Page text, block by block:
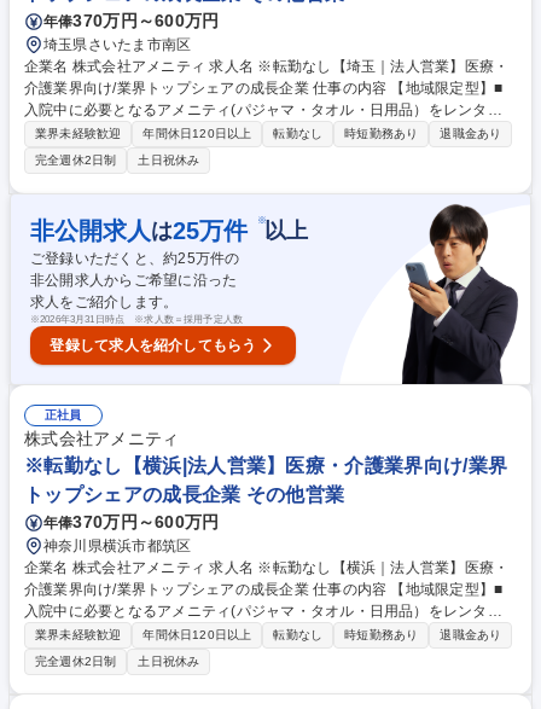
年俸370万円～600万円
埼玉県さいたま市南区
企業名 株式会社アメニティ 求人名 ※転勤なし【埼玉｜法人営業】医療・
介護業界向け/業界トップシェアの成長企業 仕事の内容 【地域限定型】■
入院中に必要となるアメニティ(パジャマ・タオル・日用品）をレンタル
するアメニティサポートシステムを提供している当社にて、病院・介護施
設向けの提案営業をお任せ致します。 アメニティのレンタルサービスの提
案だけでなく、人材派遣・紹介等幅広く事業展開しているため、多角的に
提案ができることもポイントの一つです。社会貢献性も高く、今後の高齢
化社会において成長が見込める産業です。 また、病院や介護施設の業務軽
減に貢献する事で、患者様、利用者様へのサービス向上に直結する為、大
変やりがいのあるお仕事です。 ★2007年の設立以来、従業員数2,600名を
超える企業に成長した優良企業！ 募集職種 ※転勤なし【埼玉｜法人営
業】医療・介護業界向け/業界トップシェアの成長企業
業界未経験歓迎 年間休日120日以上 転勤なし 時短勤務あり
退職金あり
完全週休2日制
土日祝休み
非公開求人 は25万件 ※以上
ご登録いただくと、約25万件の
非公開求人からご希望に沿った
求人をご紹介します。
※2026年3月31日時点 ※求人数＝採用予定人数
登録して求人を紹介してもらう
正社員
株式会社アメニティ
※転勤なし【横浜|法人営業】医療・介護業界向け/業界
トップシェアの成長企業 その他営業
年俸370万円～600万円
神奈川県横浜市都筑区
企業名 株式会社アメニティ 求人名 ※転勤なし【横浜｜法人営業】医療・
介護業界向け/業界トップシェアの成長企業 仕事の内容 【地域限定型】■
入院中に必要となるアメニティ(パジャマ・タオル・日用品）をレンタル
するアメニティサポートシステムを提供している当社にて、病院・介護施
設向けの提案営業をお任せ致します。 アメニティのレンタルサービスの提
案だけでなく、人材派遣・紹介等幅広く事業展開しているため、多角的に
提案ができることもポイントの一つです。社会貢献性も高く、今後の高齢
業界未経験歓迎 年間休日120日以上 転勤なし 時短勤務あり
退職金あり
完全週休2日制
土日祝休み